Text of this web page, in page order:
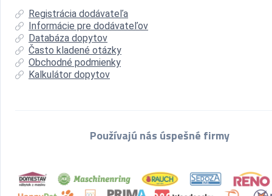
Registrácia dodávateľa
Informácie pre dodávateľov
Databáza dopytov
Často kladené otázky
Obchodné podmienky
Kalkulátor dopytov
Používajú nás úspešné firmy